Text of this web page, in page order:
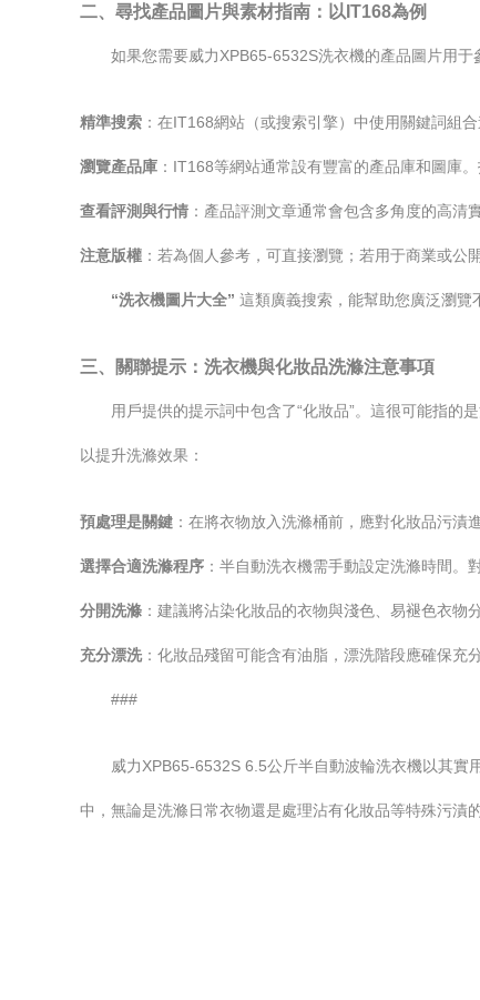
二、尋找產品圖片與素材指南：以IT168為例
如果您需要威力XPB65-6532S洗衣機的產品圖片用
精準搜索 ：在IT168網站（或搜索引擎）中使用關鍵詞組
瀏覽產品庫 ：IT168等網站通常設有豐富的產品庫和圖庫
查看評測與行情 ：產品評測文章通常會包含多角度的高清
注意版權 ：若為個人參考，可直接瀏覽；若用于商業或公
“洗衣機圖片大全” 這類廣義搜索，能幫助您廣泛瀏覽
三、關聯提示：洗衣機與化妝品洗滌注意事項
用戶提供的提示詞中包含了“化妝品”。這很可能指的
以提升洗滌效果：
預處理是關鍵 ：在將衣物放入洗滌桶前，應對化妝品污漬
選擇合適洗滌程序 ：半自動洗衣機需手動設定洗滌時間。
分開洗滌 ：建議將沾染化妝品的衣物與淺色、易褪色衣物
充分漂洗：化妝品殘留可能含有油脂，漂洗階段應確保充
###
威力XPB65-6532S 6.5公斤半自動波輪洗衣機以其
中，無論是洗滌日常衣物還是處理沾有化妝品等特殊污漬